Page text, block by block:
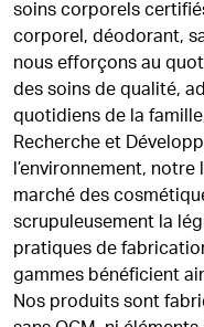
soins corporels
corporel, déodorant,
nous efforçons au
des soins de qualité,
quotidiens de la
Recherche et
l’environnement,
marché des
scrupuleusement la
pratiques de
gammes bénéficient
Nos produits sont